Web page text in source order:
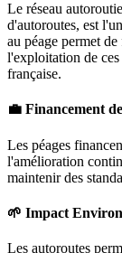
Le réseau
d'autoroutes, est
au péage permet
l'exploitation de
française.
💼 Financement
Les péages
l'amélioration
maintenir des
🌱 Impact
Les autoroutes